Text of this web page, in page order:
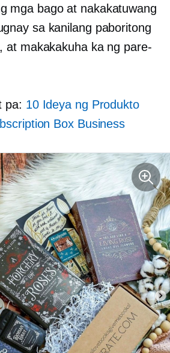
mga bago at nakakatuwang
sa kanilang paboritong
at makakakuha ka ng pare-
pa: 10 Ideya ng Produkto
Box Business